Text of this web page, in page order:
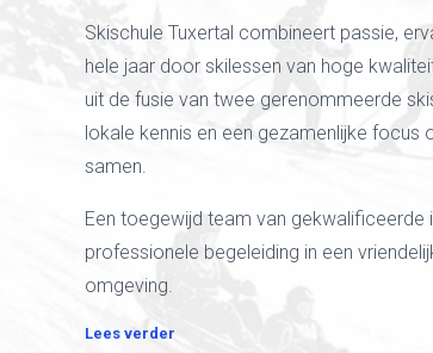
Skischule Tuxertal combineert passie,
hele jaar door skilessen van hoge
uit de fusie van twee gerenommeerde
lokale kennis en een gezamenlijke focus
samen.
Een toegewijd team van
professionele begeleiding in een
omgeving.
Lees verder